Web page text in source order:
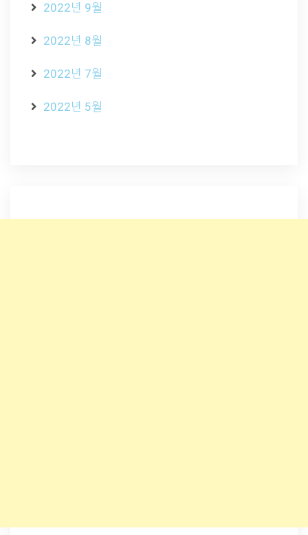
2022년 9월
2022년 8월
2022년 7월
2022년 5월